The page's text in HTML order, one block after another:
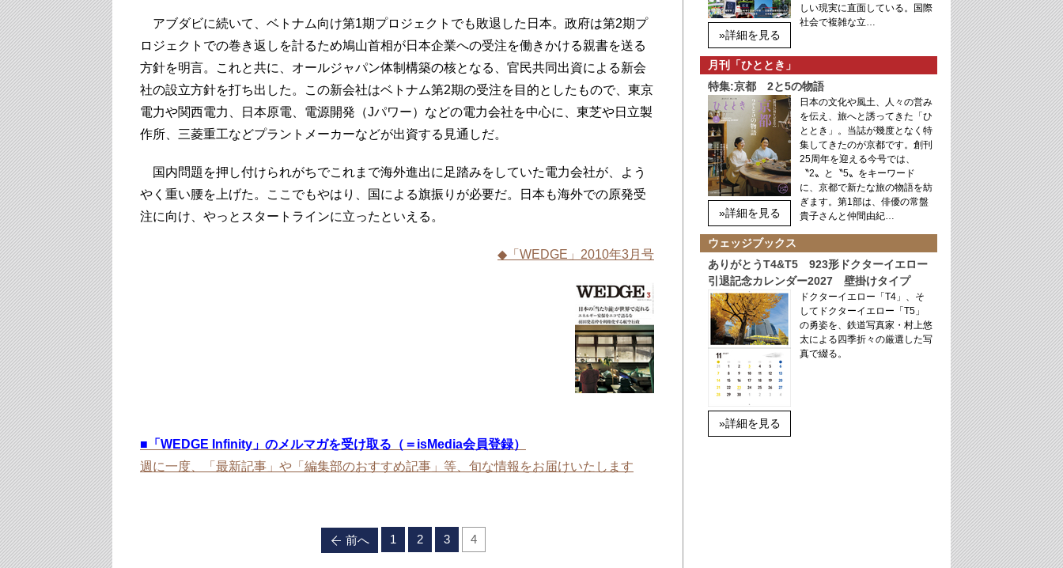
アブダビに続いて、ベトナム向け第1期プロジェクトでも敗退した日本。政府は第2期プ
ロジェクトでの巻き返しを計るため鳩山首相が日本企業への受注を働きかける親書を送る
方針を明言。これと共に、オールジャパン体制構築の核となる、官民共同出資による新会
社の設立方針を打ち出した。この新会社はベトナム第2期の受注を目的としたもので、東京
電力や関西電力、日本原電、電源開発（Jパワー）などの電力会社を中心に、東芝や日立製
作所、三菱重工などプラントメーカーなどが出資する見通しだ。
国内問題を押し付けられがちでこれまで海外進出に足踏みをしていた電力会社が、よう
やく重い腰を上げた。ここでもやはり、国による旗振りが必要だ。日本も海外での原発受
注に向け、やっとスタートラインに立ったといえる。
◆「WEDGE」2010年3月号
■ 「WEDGE Infinity」のメルマガを受け取る（＝isMedia会員登録）
週に一度、「最新記事」や「編集部のおすすめ記事」等、旬な情報をお届けいたします
前へ 1 2 3 4
»詳細を見る
しい現実に直面している。国際
社会で複雑な立…
月刊「ひととき」
特集:京都 2と5の物語
»詳細を見る
日本の文化や風土、人々の営み
を伝え、旅へと誘ってきた「ひ
ととき」。当誌が幾度となく特
集してきたのが京都です。創刊
25周年を迎える今号では、
〝2〟と〝5〟をキーワード
に、京都で新たな旅の物語を紡
ぎます。第1部は、俳優の常盤
貴子さんと仲間由紀…
ウェッジブックス
ありがとうT4&T5 923形ドクターイエロー
引退記念カレンダー2027 壁掛けタイプ
»詳細を見る
ドクターイエロー「T4」、そ
してドクターイエロー「T5」
の勇姿を、鉄道写真家・村上悠
太による四季折々の厳選した写
真で綴る。